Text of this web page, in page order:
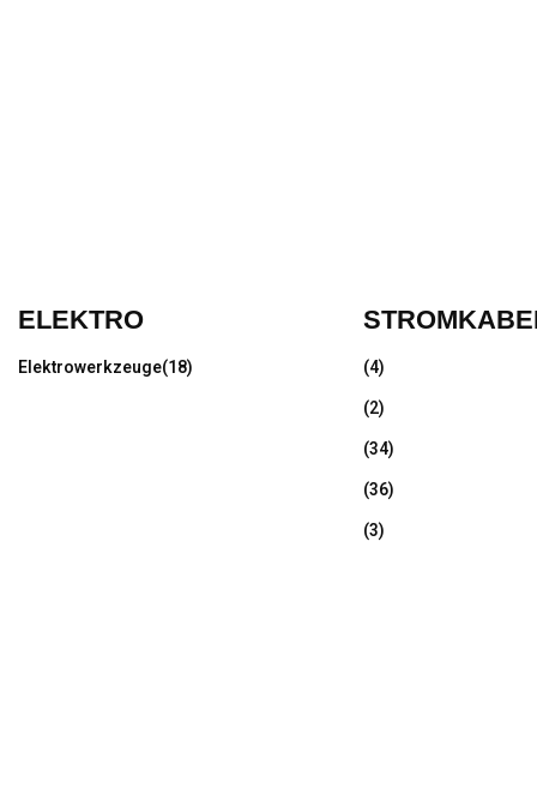
ELEKTRO
Elektrowerkzeuge(18)
(4)
(2)
(34)
(36)
(3)